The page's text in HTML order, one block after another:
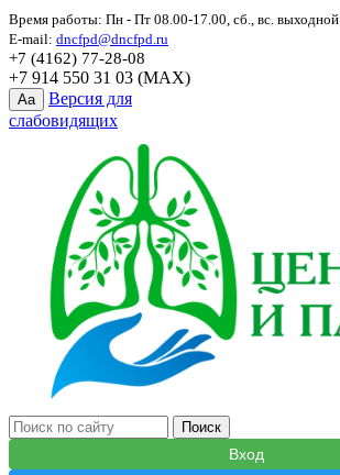
Время работы: Пн - Пт 08.00-17.00, сб., вс. выходной
E-mail: dncfpd@dncfpd.ru
+7 (4162) 77-28-08
+7 914 550 31 03 (MAX)
Aa
Версия для
слабовидящих
Вход